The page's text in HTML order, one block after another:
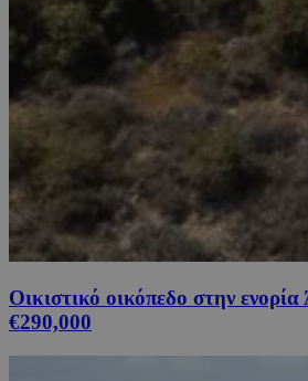
Οικιστικό οικόπεδο στην
€290,000